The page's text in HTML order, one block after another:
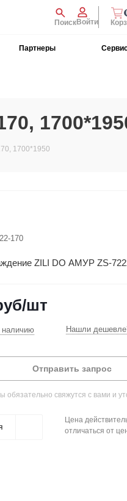
ПоискВойти
Партнеры
1700*1950
170
ZILI DO АМУР ZS-
/шт
наличию Нашли
Отправить запрос
свяжутся с вами и
Цена
отличаться от